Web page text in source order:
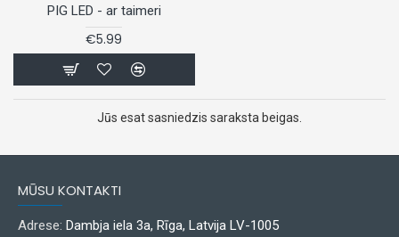
PIG LED - ar taimeri
€5.99
Jūs esat sasniedzis saraksta beigas.
MŪSU KONTAKTI
Adrese: Dambja iela 3a, Rīga, Latvija LV-1005